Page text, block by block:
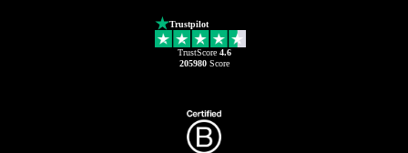
Trustpilot
TrustScore 4.6
205980Score